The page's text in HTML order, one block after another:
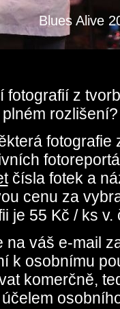
Blues Alive
fotografií z
plném rozlišení?
fotografie
čísla fotek a
cenu za
je 55 Kč / ks v.
na váš e-mail
k osobnímu
komerčně,